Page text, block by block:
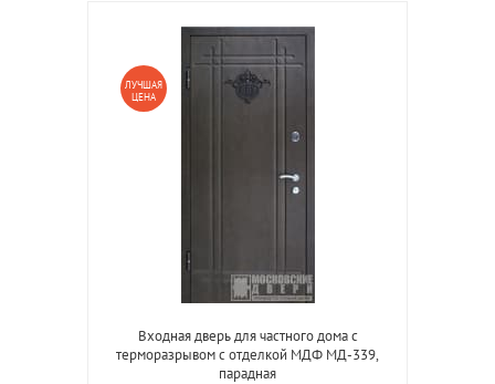
ЛУЧШАЯ
ЦЕНА
Входная дверь для частного дома с
терморазрывом с отделкой МДФ МД-339,
парадная